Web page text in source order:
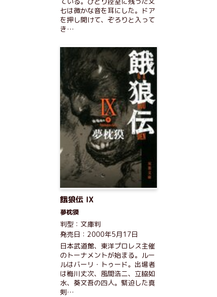
七は微かな音を耳にした。ドア
を押し開けて、ぞろりと入って
き…
餓狼伝 IX
夢枕獏
判型：文庫判
発売日：2000年5月17日
日本武道館、東洋プロレス主催
のトーナメントが始まる。ルー
ルはバーリ・トゥード。出場者
は梅川丈次、風間浩二、立脇如
水、葵文吾の四人。緊迫した真
剣…